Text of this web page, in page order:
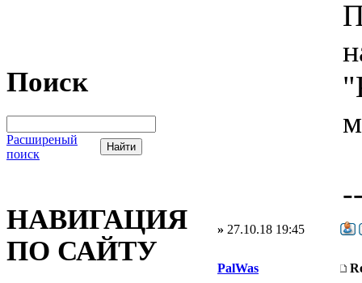
Поиск
Расширеный
поиск
НАВИГАЦИЯ
ПО САЙТУ
» 27.10.18 19:45
PalWas